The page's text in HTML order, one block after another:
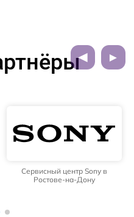
Сервисный центр Sony в
Ростове-на-Дону